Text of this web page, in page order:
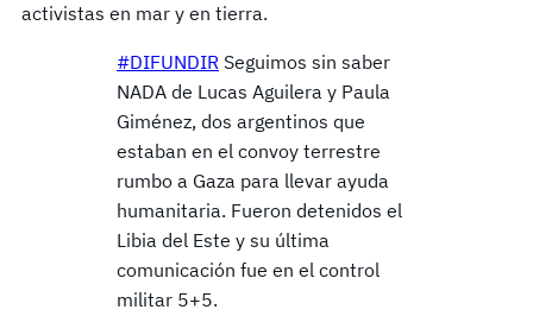
activistas en mar y en tierra.
#DIFUNDIR Seguimos sin saber
NADA de Lucas Aguilera y Paula
Giménez, dos argentinos que
estaban en el convoy terrestre
rumbo a Gaza para llevar ayuda
humanitaria. Fueron detenidos el
Libia del Este y su última
comunicación fue en el control
militar 5+5.